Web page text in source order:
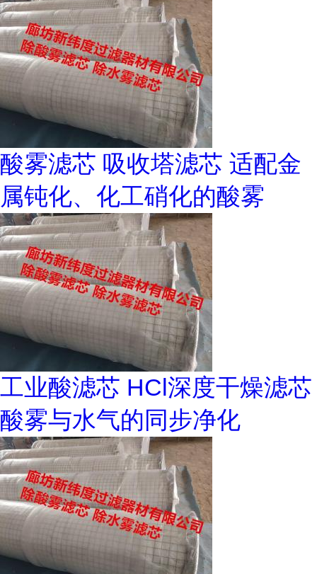
酸雾滤芯 吸收塔滤芯 适配金
属钝化、化工硝化的酸雾
工业酸滤芯 HCl深度干燥滤芯
酸雾与水气的同步净化